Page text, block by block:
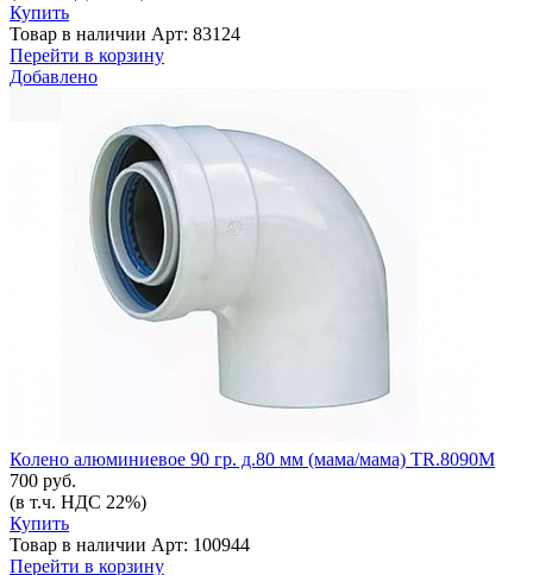
Купить
Товар в наличии Арт: 83124
Перейти в корзину
Добавлено
Колено алюминиевое 90 гр. д.80 мм (мама/мама) TR.8090M
700 руб.
(в т.ч. НДС 22%)
Купить
Товар в наличии Арт: 100944
Перейти в корзину